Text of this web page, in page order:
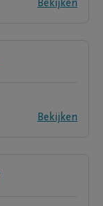
Bekijken
Bekijken